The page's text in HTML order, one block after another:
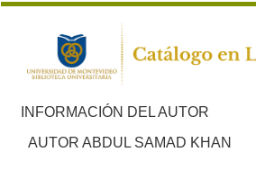
INFORMACIÓN DEL AUTOR
AUTOR ABDUL SAMAD KHAN